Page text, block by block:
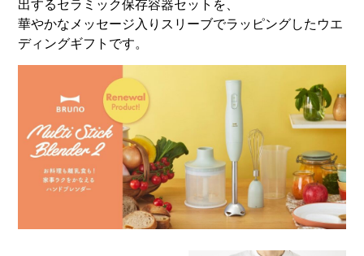
出するセラミック保存容器セットを、
華やかなメッセージ入りスリーブでラッピングしたウエ
ディングギフトです。